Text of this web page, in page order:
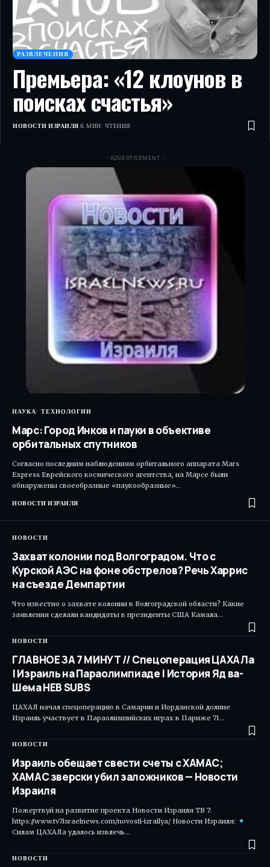
РАЗВЛЕЧЕНИЯ
Премьера: «12 клоунов в
поисках счастья»
НОВОСТИ ИЗРАИЛЯ 6 МИН. ЧТЕНИЯ
- ADVERTISEMENT -
НАУКА ТЕХНОЛОГИИ
Марс: Город Инков и пауки в объективе
орбитальных спутников
Согласно последним наблюдениям орбитального аппарата Mars
Express Еврейского космического агентства, на Марсе были
обнаружены своеобразные «паукообразные»…
НОВОСТИ ИЗРАИЛЯ
НОВОСТИ
Захват колонии под Волгоградом. Что с
Курской АЭС на фоне обстрелов? Речь Харрис
на съезде Демпартии
Что известно о захвате колонии в Волгоградской области? Какие
заявления сделали кандидаты в президенты США Камала…
НОВОСТИ
ГЛАВНОЕ ЗА 7 МИНУТ // Спецоперация ЦАХАЛа
| Израиль на Параолимпиаде | История Яд ва-
Шема HEB SUBS
ЦАХАЛ начал спецоперацию в Самарии и Иорданской долине
Израиль участвует в Параолимпийских играх в Париже 71…
НОВОСТИ
Израиль обещает свести счеты с ХАМАС;
ХАМАС зверски убил заложников — Новости
Израиля
Пожертвуй на развитие проекта Новости Израиля ТВ 7:
https://www.tv7israelnews.com/novosti-izrailya/ Новости Израиля:
Силам ЦАХАЛа удалось извлечь…
НОВОСТИ